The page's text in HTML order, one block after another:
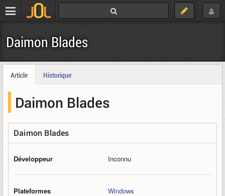
Daimon Blades
Article Historique
Daimon Blades
Daimon Blades
Développeur Inconnu
Plateformes
Windows